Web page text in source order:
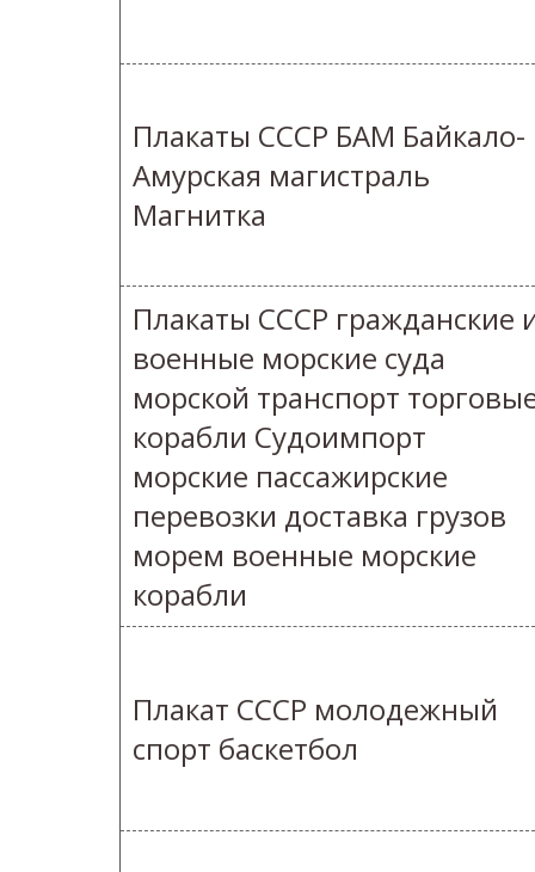
Плакаты СССР БАМ Байкало-
Амурская магистраль
Магнитка
Плакаты СССР гражданские
военные морские суда
морской транспорт
корабли Судоимпорт
морские пассажирские
перевозки доставка грузов
морем военные морские
корабли
Плакат СССР молодежный
спорт баскетбол